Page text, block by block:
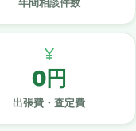
0円
出張費・査定費